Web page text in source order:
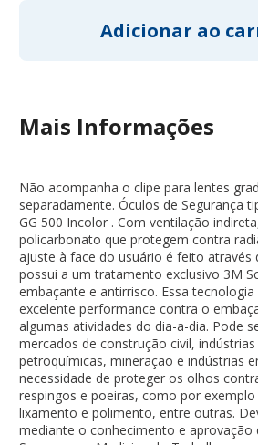
Mais Informações
Não acompanha o clipe para lentes
separadamente. Óculos de Segurança
GG 500 Incolor . Com ventilação
policarbonato que protegem contra
ajuste à face do usuário é feito através
possui a um tratamento exclusivo 3M
embaçante e antirrisco. Essa
excelente performance contra o
algumas atividades do dia-a-dia. Pode
mercados de construção civil,
petroquímicas, mineração e indústrias
necessidade de proteger os olhos
respingos e poeiras, como por
lixamento e polimento, entre outras.
mediante o conhecimento e aprovação